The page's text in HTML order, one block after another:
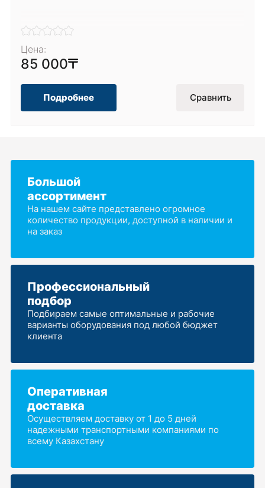
Цена:
85 000
Подробнее Сравнить
Большой
ассортимент
На нашем сайте представлено огромное
количество продукции, доступной в наличии и
на заказ
Профессиональный
подбор
Подбираем самые оптимальные и рабочие
варианты оборудования под любой бюджет
клиента
Оперативная
доставка
Осуществляем доставку от 1 до 5 дней
надежными транспортными компаниями по
всему Казахстану